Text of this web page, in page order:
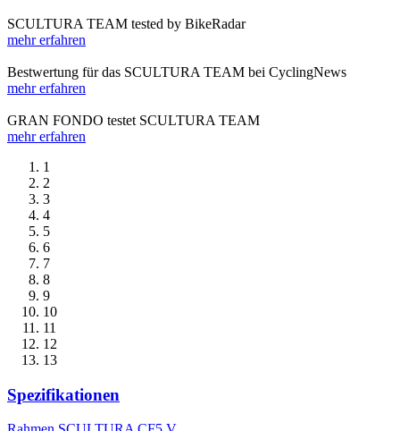
SCULTURA TEAM tested by BikeRadar
mehr erfahren
Bestwertung für das SCULTURA TEAM bei CyclingNews
mehr erfahren
GRAN FONDO testet SCULTURA TEAM
mehr erfahren
1
2
3
4
5
6
7
8
9
10
11
12
13
Spezifikationen